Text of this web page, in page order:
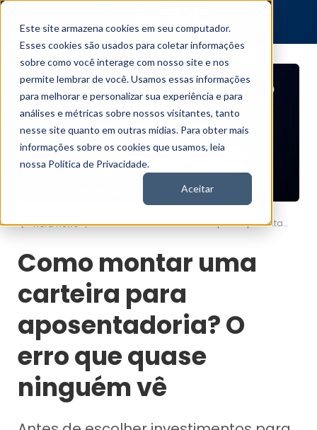
Este site armazena cookies em seu computador.
Esses cookies são usados para coletar informações
sobre como você interage com nosso site e nos
permite lembrar de você. Usamos essas informações
para melhorar e personalizar sua experiência e para
análises e métricas sobre nossos visitantes, tanto
nesse site quanto em outras mídias. Para obter mais
informações sobre os cookies que usamos, leia
nossa Política de Privacidade.
Aceitar
Nord News Como montar uma carteira para aposentadoria? O erro que quase ninguém vê
Como montar uma
carteira para
aposentadoria? O
erro que quase
ninguém vê